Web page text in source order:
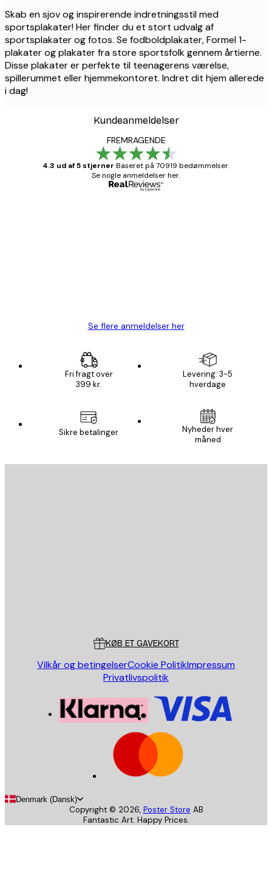
Skab en sjov og inspirerende indretningsstil med
sportsplakater! Her finder du et stort udvalg af
sportsplakater og fotos. Se fodboldplakater, Formel 1-
plakater og plakater fra store sportsfolk gennem årtierne.
Disse plakater er perfekte til teenagerens værelse,
spillerummet eller hjemmekontoret. Indret dit hjem allerede
i dag!
Kundeanmeldelser
FREMRAGENDE
4.3 ud af 5 stjerner Baseret på 70919 bedømmelser.
Se nogle anmeldelser her.
Se flere anmeldelser her
Fri fragt over
399 kr.
Levering: 3-5
hverdage
Sikre betalinger
Nyheder hver
måned
KØB ET GAVEKORT
Vilkår og betingelserCookie PolitikImpressum
Privatlivspolitik
Denmark (Dansk)
Copyright © 2026, Poster Store AB
Fantastic Art. Happy Prices.